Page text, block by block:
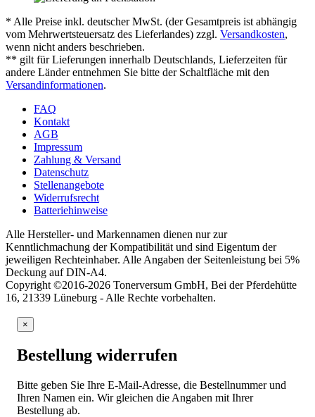
* Alle Preise inkl. deutscher MwSt. (der Gesamtpreis ist abhängig
vom Mehrwertsteuersatz des Lieferlandes) zzgl. Versandkosten,
wenn nicht anders beschrieben.
** gilt für Lieferungen innerhalb Deutschlands, Lieferzeiten für
andere Länder entnehmen Sie bitte der Schaltfläche mit den
Versandinformationen.
FAQ
Kontakt
AGB
Impressum
Zahlung & Versand
Datenschutz
Stellenangebote
Widerrufsrecht
Batteriehinweise
Alle Hersteller- und Markennamen dienen nur zur
Kenntlichmachung der Kompatibilität und sind Eigentum der
jeweiligen Rechteinhaber. Alle Angaben der Seitenleistung bei 5%
Deckung auf DIN-A4.
Copyright ©2016-2026 Tonerversum GmbH, Bei der Pferdehütte
16, 21339 Lüneburg - Alle Rechte vorbehalten.
×
Bestellung widerrufen
Bitte geben Sie Ihre E-Mail-Adresse, die Bestellnummer und
Ihren Namen ein. Wir gleichen die Angaben mit Ihrer
Bestellung ab.